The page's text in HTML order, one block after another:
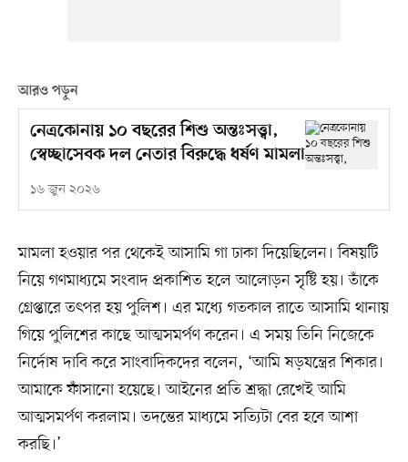
আরও পড়ুন
নেত্রকোনায় ১০ বছরের শিশু অন্তঃসত্ত্বা,
স্বেচ্ছাসেবক দল নেতার বিরুদ্ধে ধর্ষণ মামলা
১৬ জুন ২০২৬
মামলা হওয়ার পর থেকেই আসামি গা ঢাকা দিয়েছিলেন। বিষয়টি
নিয়ে গণমাধ্যমে সংবাদ প্রকাশিত হলে আলোড়ন সৃষ্টি হয়। তাঁকে
গ্রেপ্তারে তৎপর হয় পুলিশ। এর মধ্যে গতকাল রাতে আসামি থানায়
গিয়ে পুলিশের কাছে আত্মসমর্পণ করেন। এ সময় তিনি নিজেকে
নির্দোষ দাবি করে সাংবাদিকদের বলেন, ‘আমি ষড়যন্ত্রের শিকার।
আমাকে ফাঁসানো হয়েছে। আইনের প্রতি শ্রদ্ধা রেখেই আমি
আত্মসমর্পণ করলাম। তদন্তের মাধ্যমে সত্যিটা বের হবে আশা
করছি।’